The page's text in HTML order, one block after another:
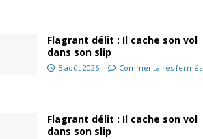
Flagrant délit : Il cache son vol
dans son slip
5 août 2026 Commentaires fermés
Flagrant délit : Il cache son vol
dans son slip